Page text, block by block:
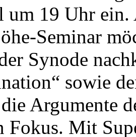
um 19 Uhr ein.
Seminar
Synode
sowie
Argumente
Fokus. Mit